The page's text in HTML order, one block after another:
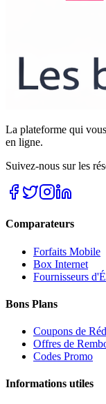
La plateforme qui
en ligne.
Suivez-nous sur les
Comparateurs
Forfaits Mobile
Box Internet
Fournisseurs
Bons Plans
Coupons de
Offres de
Codes Promo
Informations utiles